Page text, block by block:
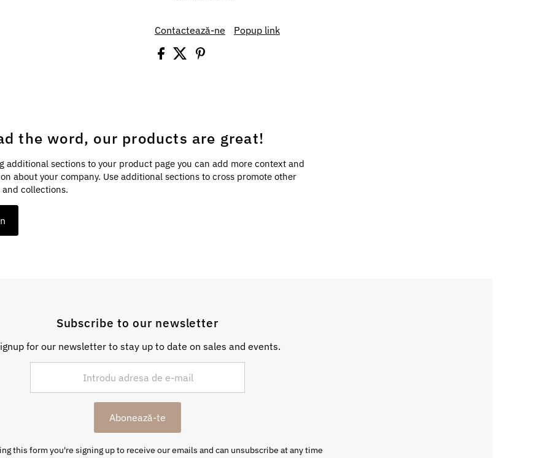
Contactează-ne Popup link
the word, our products are great!
additional sections to your product page you can add more context and
about your company. Use additional sections to cross promote other
collections.
Subscribe to our newsletter
for our newsletter to stay up to date on sales and events.
Abonează-te
this form you're signing up to receive our emails and can unsubscribe at any time